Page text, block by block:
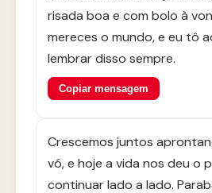
risada boa e com bolo à
mereces o mundo, e eu tô
lembrar disso sempre.
Copiar mensagem
Crescemos juntos
vó, e hoje a vida nos deu o
continuar lado a lado.